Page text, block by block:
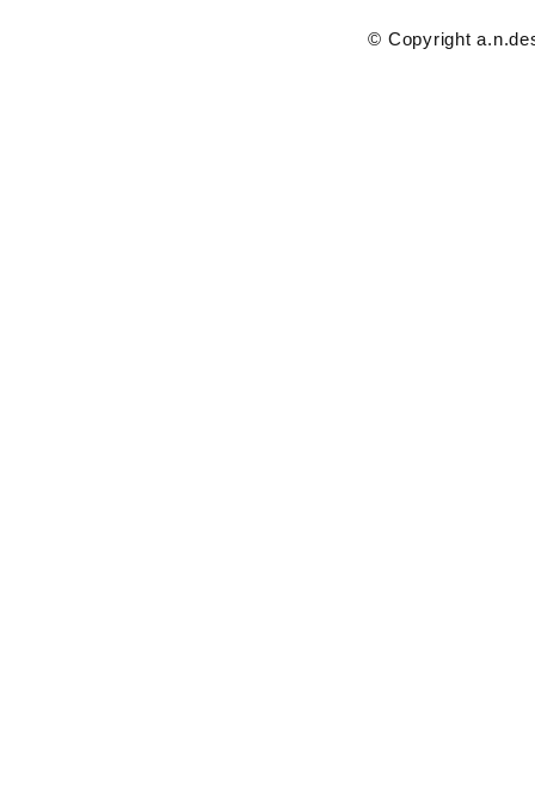
© Copyright